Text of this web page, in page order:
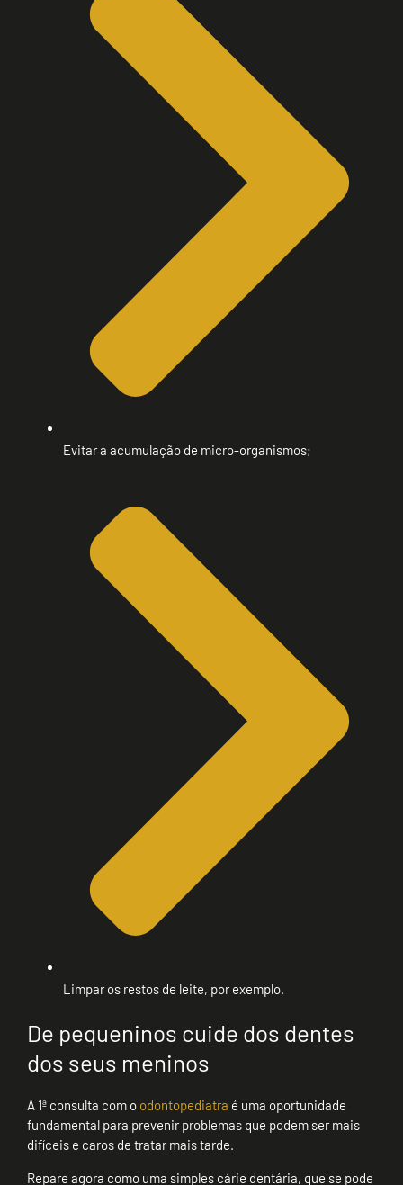
Evitar a acumulação de micro-organismos;
Limpar os restos de leite, por exemplo.
De pequeninos cuide dos dentes
dos seus meninos
A 1ª consulta com o odontopediatra é uma oportunidade
fundamental para prevenir problemas que podem ser mais
difíceis e caros de tratar mais tarde.
Repare agora como uma simples cárie dentária, que se pode